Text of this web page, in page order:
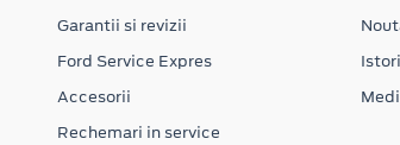
Garantii si revizii
Ford Service Expres
Accesorii
Rechemari in service